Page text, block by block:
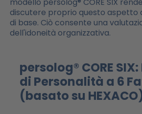
modello persolog® CORE SIX
discutere proprio questo aspetto
di base. Ciò consente una
dell'idoneità organizzativa.
persolog® CORE
di Personalità a 6
(basato su